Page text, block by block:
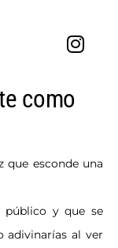
como
que esconde una
público y que se
adivinaríasal ver